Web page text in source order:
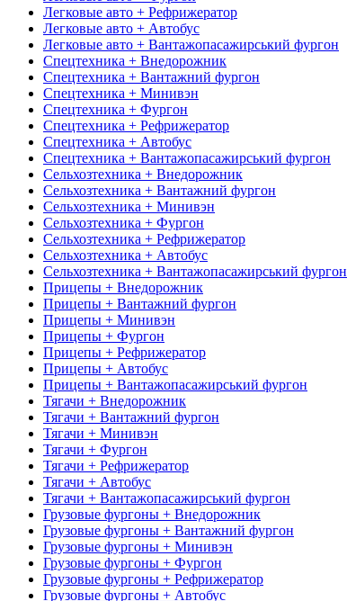
Легковые авто + Рефрижератор
Легковые авто + Автобус
Легковые авто + Вантажопасажирський фургон
Спецтехника + Внедорожник
Спецтехника + Вантажний фургон
Спецтехника + Минивэн
Спецтехника + Фургон
Спецтехника + Рефрижератор
Спецтехника + Автобус
Спецтехника + Вантажопасажирський фургон
Сельхозтехника + Внедорожник
Сельхозтехника + Вантажний фургон
Сельхозтехника + Минивэн
Сельхозтехника + Фургон
Сельхозтехника + Рефрижератор
Сельхозтехника + Автобус
Сельхозтехника + Вантажопасажирський фургон
Прицепы + Внедорожник
Прицепы + Вантажний фургон
Прицепы + Минивэн
Прицепы + Фургон
Прицепы + Рефрижератор
Прицепы + Автобус
Прицепы + Вантажопасажирський фургон
Тягачи + Внедорожник
Тягачи + Вантажний фургон
Тягачи + Минивэн
Тягачи + Фургон
Тягачи + Рефрижератор
Тягачи + Автобус
Тягачи + Вантажопасажирський фургон
Грузовые фургоны + Внедорожник
Грузовые фургоны + Вантажний фургон
Грузовые фургоны + Минивэн
Грузовые фургоны + Фургон
Грузовые фургоны + Рефрижератор
Грузовые фургоны + Автобус